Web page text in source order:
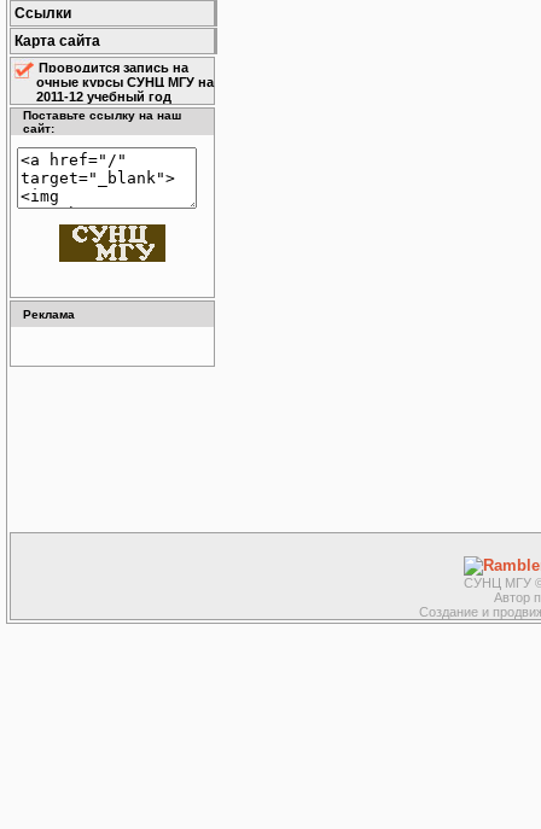
Ссылки
Карта сайта
Проводится запись на
очные курсы СУНЦ МГУ на
2011-12 учебный год
Поставьте ссылку на наш
сайт:
Реклама
СУНЦ МГУ ©
Автор
Создание и